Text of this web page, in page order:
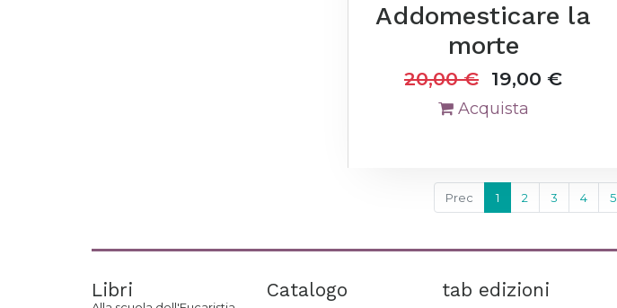
Addomesticare la
morte
20,00€ 19,00 €
Acquista
Prec 1 2 3 4 5
Libri Catalogo tab edizioni